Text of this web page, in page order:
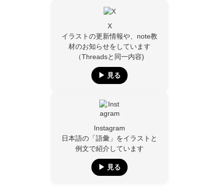
X
イラストの更新情報や、note教
材のお知らせをしています
（Threadsと同一内容)
▶︎ 見る
Instagram
日本語の「語彙」をイラストと
例文で紹介しています
▶︎ 見る